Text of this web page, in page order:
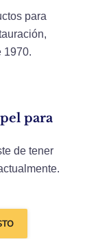
para
1970.
para
de tener